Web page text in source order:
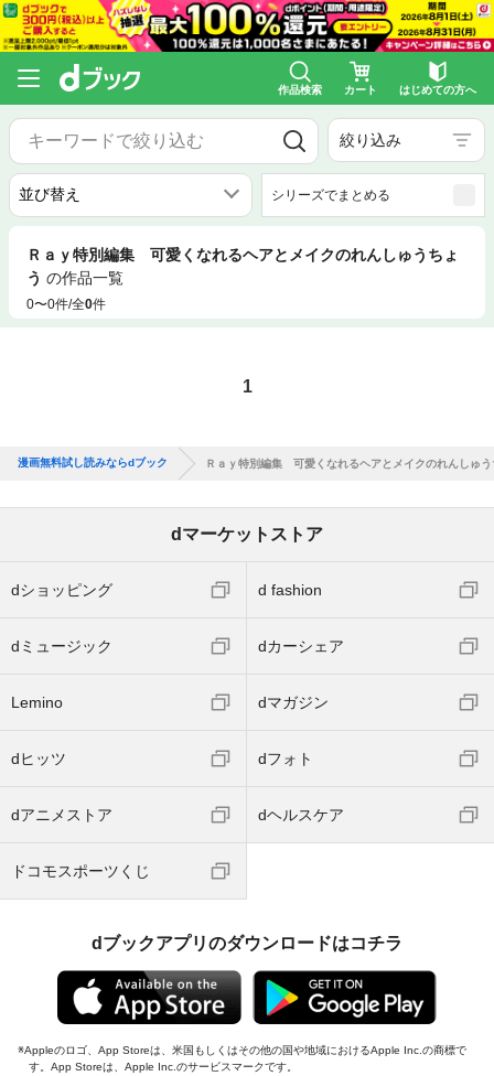
作品検索 カート はじめての方へ
絞り込み
シリーズでまとめる
Ｒａｙ特別編集 可愛くなれるヘアとメイクのれんしゅうちょ
う の作品一覧
0〜0件/全0件
1
漫画無料試し読みならdブック Ｒａｙ特別編集 可愛くなれるヘアとメイクのれんしゅう
dマーケットストア
dショッピング d fashion
dミュージック dカーシェア
Lemino dマガジン
dヒッツ dフォト
dアニメストア dヘルスケア
ドコモスポーツくじ
dブックアプリのダウンロードはコチラ
Appleのロゴ、App Storeは、米国もしくはその他の国や地域におけるApple Inc.の商標で
す。App Storeは、Apple Inc.のサービスマークです。